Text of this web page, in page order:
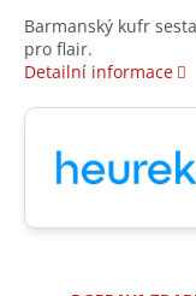
Barmanský kufr
pro flair.
Detailní informace